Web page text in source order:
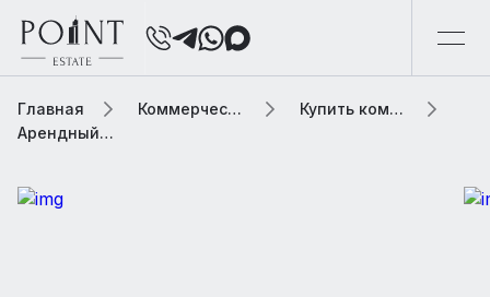
Главная Коммерческая элитная недвижимость
Купить коммерческую недвижимость
Арендный бизнес, 115.5 м2 В жилом доме «Мира проспект, 112»